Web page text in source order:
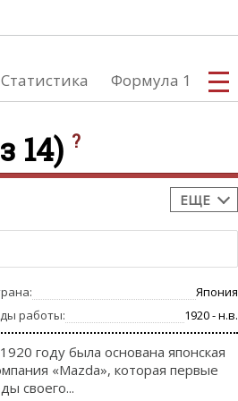
Статистика Формула 1
14) ?
ЕЩЕ
Япония
работы:
1920 - н.в.
году была основана японская
«Mazda», которая первые
своего...